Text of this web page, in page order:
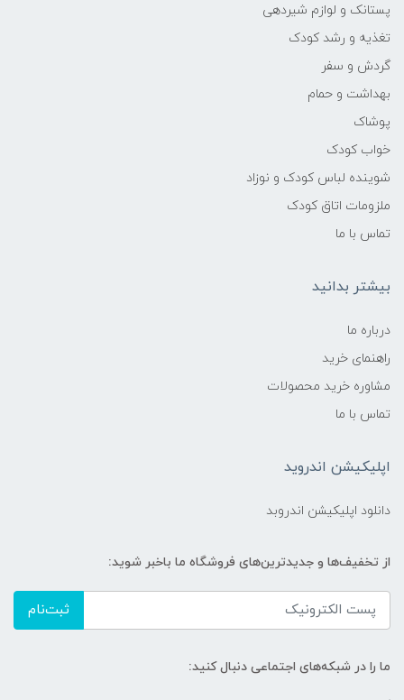
پستانک و لوازم شیردهی
تغذیه و رشد کودک
گردش و سفر
بهداشت و حمام
پوشاک
خواب کودک
شوینده لباس کودک و نوزاد
ملزومات اتاق کودک
تماس با ما
بیشتر بدانید
درباره ما
راهنمای خرید
مشاوره خرید محصولات
تماس با ما
اپلیکیشن اندروید
دانلود اپلیکیشن اندروبد
از تخفیف‌ها و جدیدترین‌های فروشگاه ما باخبر شوید:
ثبت‌نام
ما را در شبکه‌های اجتماعی دنبال کنید: